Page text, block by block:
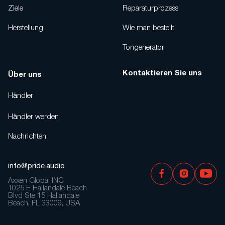
Ziele
Herstellung
Reparaturprozess
Wie man bestellt
Tongenerator
Über uns
Händler
Händler werden
Nachrichten
Kontaktieren Sie uns
info@pride.audio
Axxen Global INC
1025 E Hallandale Beach
Blvd Ste 15 Hallandale
Beach, FL 33009, USA